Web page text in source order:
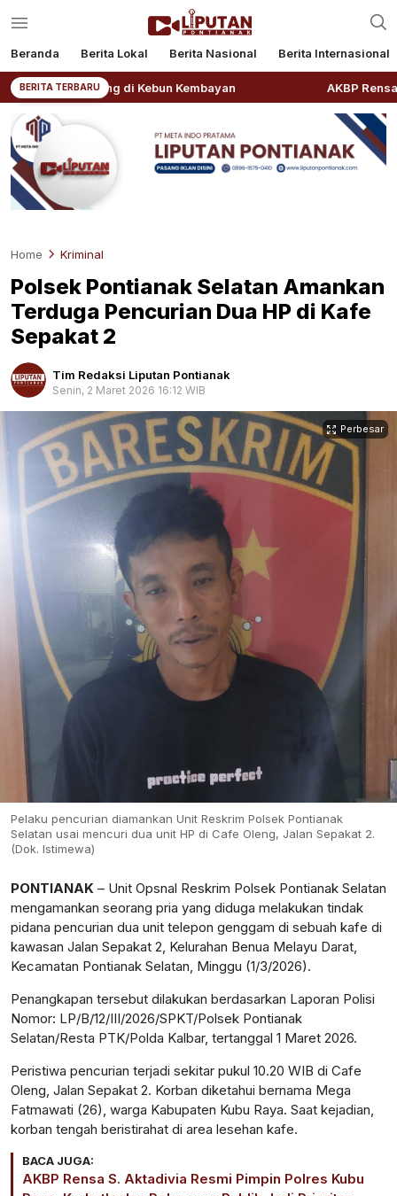
Beranda Berita Lokal Berita Nasional Berita Internasional
BERITA TERBARU
di Kebun Kembayan AKBP Rensa S.
Home Kriminal
Polsek Pontianak Selatan Amankan
Terduga Pencurian Dua HP di Kafe
Sepakat 2
Tim Redaksi Liputan Pontianak
Senin, 2 Maret 2026 16:12 WIB
Perbesar
Pelaku pencurian diamankan Unit Reskrim Polsek Pontianak
Selatan usai mencuri dua unit HP di Cafe Oleng, Jalan Sepakat 2.
(Dok. Istimewa)
PONTIANAK – Unit Opsnal Reskrim Polsek Pontianak Selatan
mengamankan seorang pria yang diduga melakukan tindak
pidana pencurian dua unit telepon genggam di sebuah kafe di
kawasan Jalan Sepakat 2, Kelurahan Benua Melayu Darat,
Kecamatan Pontianak Selatan, Minggu (1/3/2026).
Penangkapan tersebut dilakukan berdasarkan Laporan Polisi
Nomor: LP/B/12/III/2026/SPKT/Polsek Pontianak
Selatan/Resta PTK/Polda Kalbar, tertanggal 1 Maret 2026.
Peristiwa pencurian terjadi sekitar pukul 10.20 WIB di Cafe
Oleng, Jalan Sepakat 2. Korban diketahui bernama Mega
Fatmawati (26), warga Kabupaten Kubu Raya. Saat kejadian,
korban tengah beristirahat di area lesehan kafe.
BACA JUGA:
AKBP Rensa S. Aktadivia Resmi Pimpin Polres Kubu